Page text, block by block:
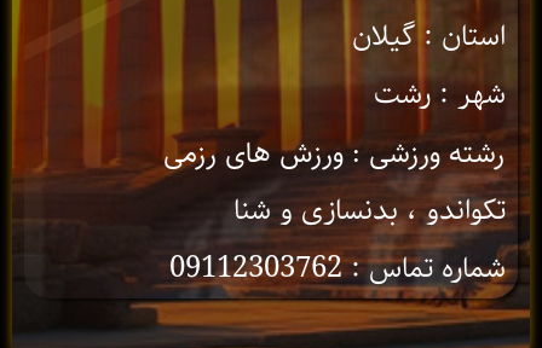
استان : گیلان
شهر : رشت
رشته ورزشی : ورزش های رزمی
تکواندو ، بدنسازی و شنا
شماره تماس : 09112303762